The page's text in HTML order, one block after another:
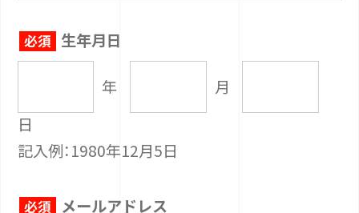
生年月日
年
月
日
記入例：1980年12月5日
メールアドレス